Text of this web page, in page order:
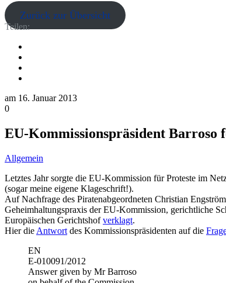
Zurück zur Übersicht
Teilen:
am 16. Januar 2013
0
EU-Kommissionspräsident Barroso
Allgemein
Letztes Jahr sorgte die EU-Kommission für Proteste im
(sogar meine eigene Klageschrift!).
Auf Nachfrage des Piratenabgeordneten Christian
Geheimhaltungspraxis der EU-Kommission, gerichtliche
Europäischen Gerichtshofverklagt.
Hier die Antwort des Kommissionspräsidenten auf die
EN
E-010091/2012
Answer given by Mr Barroso